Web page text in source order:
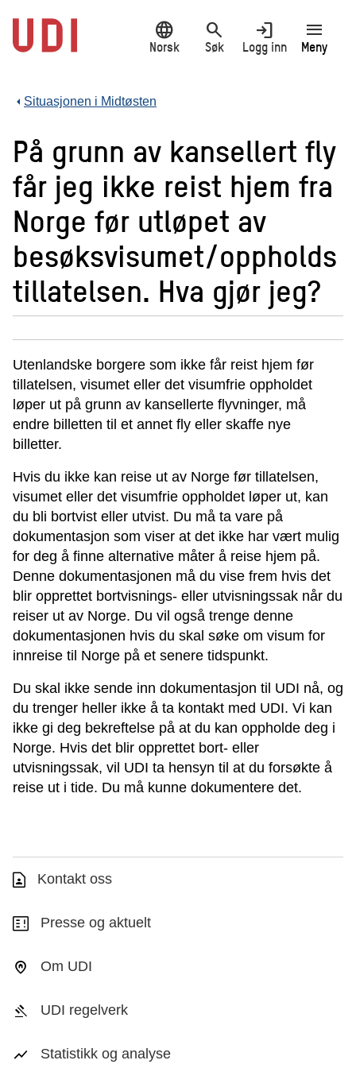
hovedinnhold
language
Norsk
search
Søk
login
Logg inn
menu
Meny
Situasjonen i Midtøsten
På grunn av kansellert fly
får jeg ikke reist hjem fra
Norge før utløpet av
besøksvisumet/oppholds
tillatelsen. Hva gjør jeg?
Utenlandske borgere som ikke får reist hjem før
tillatelsen, visumet eller det visumfrie oppholdet
løper ut på grunn av kansellerte flyvninger, må
endre billetten til et annet fly eller skaffe nye
billetter.
Hvis du ikke kan reise ut av Norge før tillatelsen,
visumet eller det visumfrie oppholdet løper ut, kan
du bli bortvist eller utvist. Du må ta vare på
dokumentasjon som viser at det ikke har vært mulig
for deg å finne alternative måter å reise hjem på.
Denne dokumentasjonen må du vise frem hvis det
blir opprettet bortvisnings- eller utvisningssak når du
reiser ut av Norge. Du vil også trenge denne
dokumentasjonen hvis du skal søke om visum for
innreise til Norge på et senere tidspunkt.
Du skal ikke sende inn dokumentasjon til UDI nå, og
du trenger heller ikke å ta kontakt med UDI. Vi kan
ikke gi deg bekreftelse på at du kan oppholde deg i
Norge. Hvis det blir opprettet bort- eller
utvisningssak, vil UDI ta hensyn til at du forsøkte å
reise ut i tide. Du må kunne dokumentere det.
Kontakt oss
Presse og aktuelt
Om UDI
UDI regelverk
Statistikk og analyse